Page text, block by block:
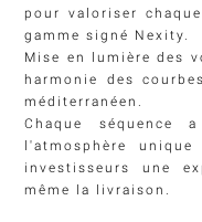
pour valoriser
gamme signé Nexity.
Mise en lumière des
harmonie des
méditerranéen.
Chaque séquence
l'atmosphère
investisseurs une
même la livraison.